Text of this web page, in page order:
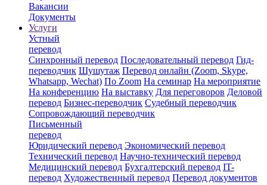
Вакансии
Документы
Услуги
Устный
перевод
Синхронный перевод Последовательный перевод Гид-
переводчик Шушутаж Перевод онлайн (Zoom, Skype,
Whatsapp, Wechat) По Zoom На семинар На мероприятие
На конференцию На выставку Для переговоров Деловой
перевод Бизнес-переводчик Судебный переводчик
Сопровождающий переводчик
Письменный
перевод
Юридический перевод Экономический перевод
Технический перевод Научно-технический перевод
Медицинский перевод Бухгалтерский перевод IT-
перевод Художественный перевод Перевод документов